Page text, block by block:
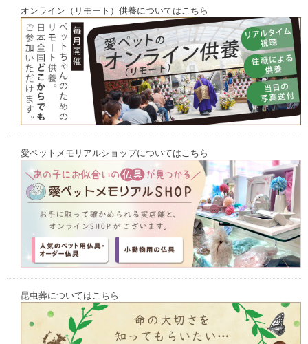
オンライン（リモート）供養についてはこちら
愛ペットメモリアルショップについてはこちら
昆虫葬についてはこちら